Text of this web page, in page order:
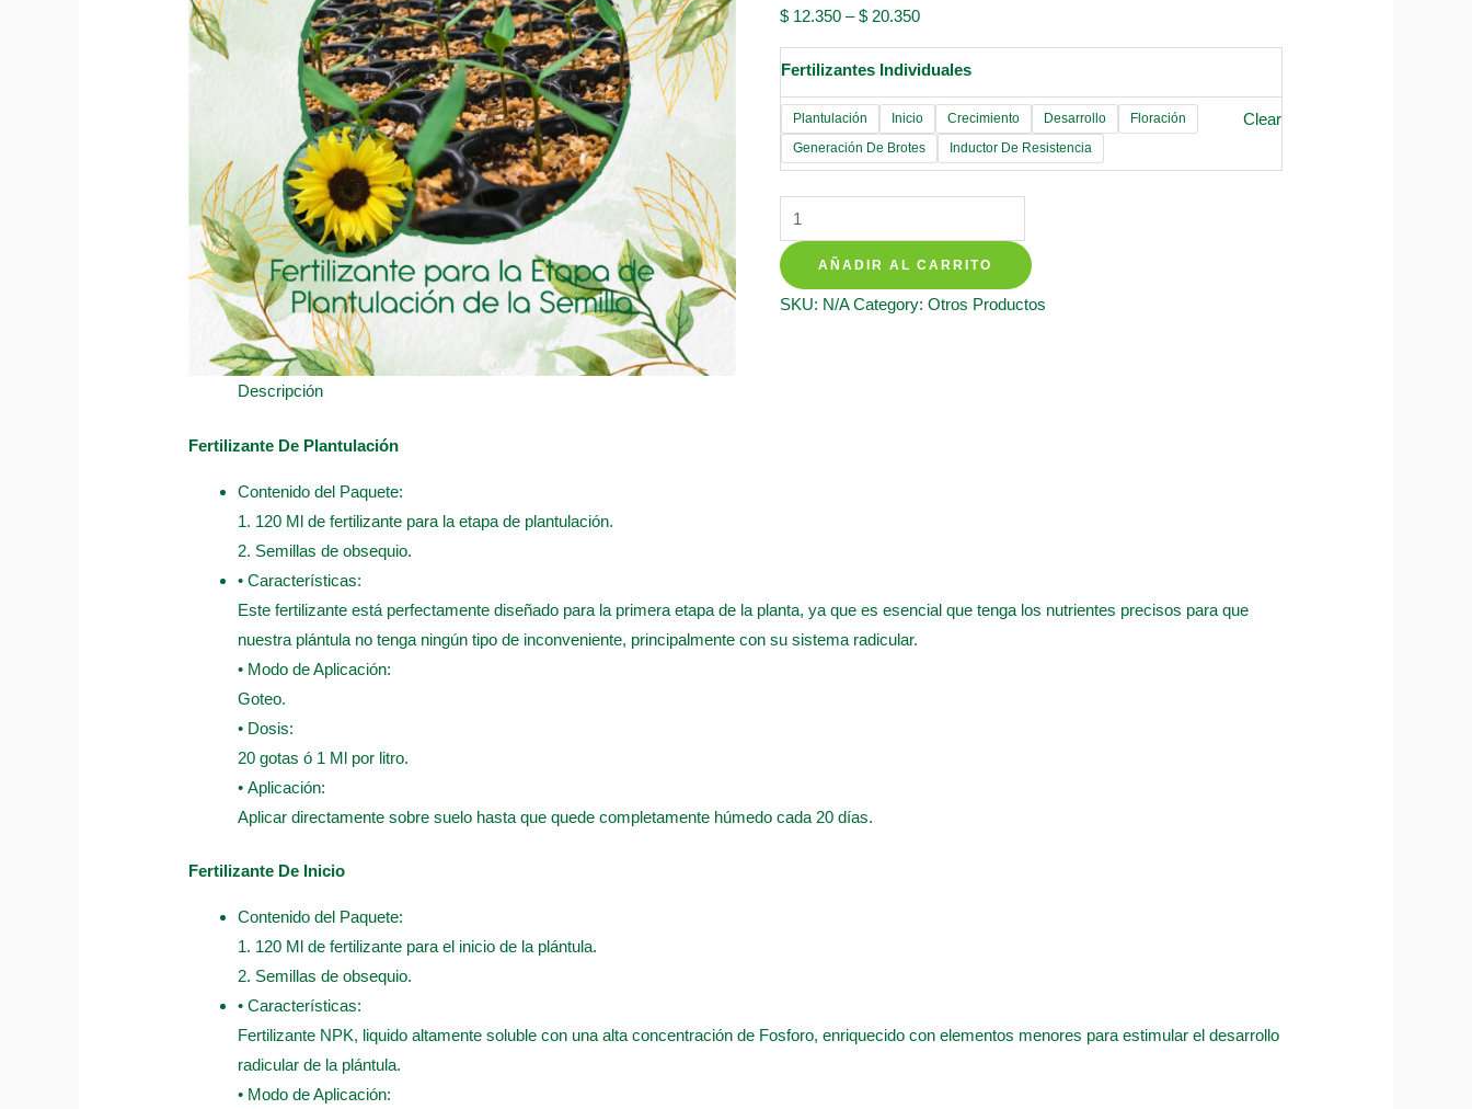
$ 12.350 –$ 20.350
Fertilizantes Individuales
Plantulación Inicio Crecimiento Desarrollo
Floración
Generación De Brotes
Inductor De Resistencia
Clear
Fertilizantes
Individuales
Para
Girasol
AÑADIR AL CARRITO
SKU: N/A Category: Otros Productos
Descripción
Fertilizante De Plantulación
Contenido del Paquete:
1. 120 Ml de fertilizante para la etapa de plantulación.
2. Semillas de obsequio.
• Características:
Este fertilizante está perfectamente diseñado para la primera etapa de la planta, ya que es esencial que tenga los nutrientes precisos para que
nuestra plántula no tenga ningún tipo de inconveniente, principalmente con su sistema radicular.
• Modo de Aplicación:
Goteo.
• Dosis:
20 gotas ó 1 Ml por litro.
• Aplicación:
Aplicar directamente sobre suelo hasta que quede completamente húmedo cada 20 días.
Fertilizante De Inicio
Contenido del Paquete:
1. 120 Ml de fertilizante para el inicio de la plántula.
2. Semillas de obsequio.
• Características:
Fertilizante NPK, liquido altamente soluble con una alta concentración de Fosforo, enriquecido con elementos menores para estimular el desarrollo
radicular de la plántula.
• Modo de Aplicación: